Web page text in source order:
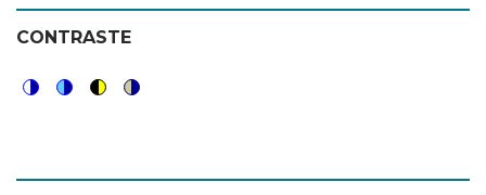
CONTRASTE
colorbluehighsoft